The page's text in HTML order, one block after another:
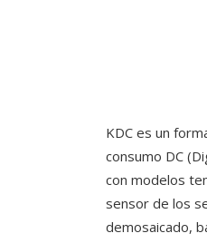
KDC es un
consumo DC
con modelos
sensor de los
demosaicado,